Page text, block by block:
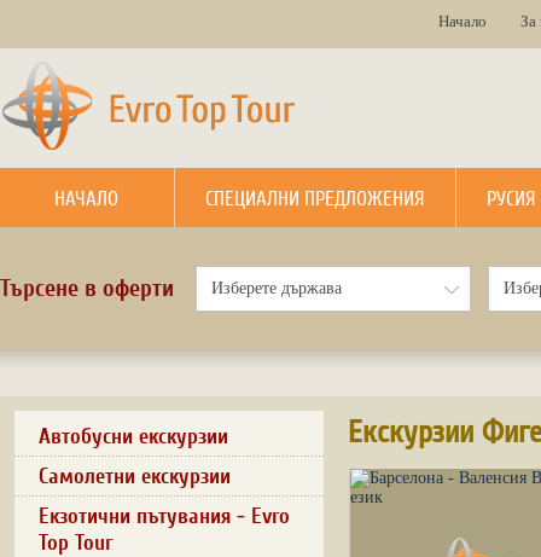
Начало За
НАЧАЛО СПЕЦИАЛНИ ПРЕДЛОЖЕНИЯ РУСИЯ
Търсене в оферти
Автобусни екскурзии
Самолетни екскурзии
Екзотични пътувания - Evro
Top Tour
Екскурзии